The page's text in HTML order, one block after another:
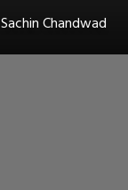
Sachin Chandwad